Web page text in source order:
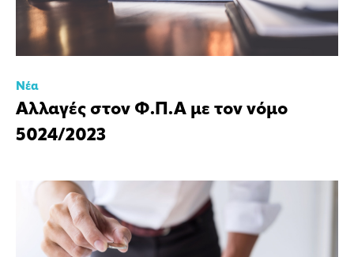
Νέα
Αλλαγές στον Φ.Π.Α με τον νόμο
5024/2023